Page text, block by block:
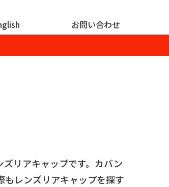
お問い合わせ
リアキャップです。カバン
レンズリアキャップを探す